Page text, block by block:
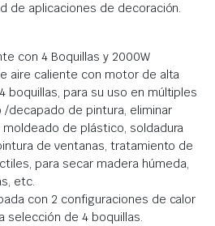
de aplicaciones de decoración.
con 4 Boquillas y 2000W
aire caliente con motor de alta
boquillas, para su uso en múltiples
/decapado de pintura, eliminar
moldeado de plástico, soldadura
de ventanas, tratamiento de
para secar madera húmeda,
etc.
con 2 configuraciones de calor
selección de 4 boquillas.